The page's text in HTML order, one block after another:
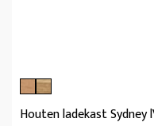
Houten ladekast Sydney